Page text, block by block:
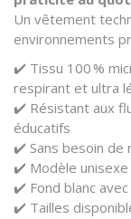
Un vêtement
environnements
✔️ Tissu 100 %
respirant et ultra
✔️ Résistant aux
éducatifs
✔️ Sans besoin
✔️ Modèle
✔️ Fond blanc
✔️ Tailles